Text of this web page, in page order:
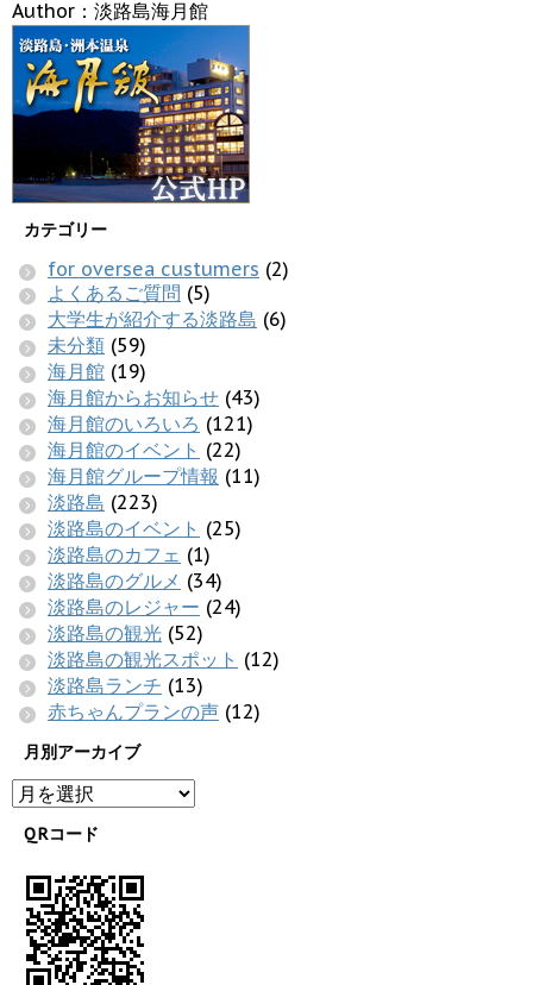
Author：淡路島海月館
カテゴリー
for oversea custumers (2)
よくあるご質問 (5)
大学生が紹介する淡路島 (6)
未分類 (59)
海月館 (19)
海月館からお知らせ (43)
海月館のいろいろ (121)
海月館のイベント (22)
海月館グループ情報 (11)
淡路島 (223)
淡路島のイベント (25)
淡路島のカフェ (1)
淡路島のグルメ (34)
淡路島のレジャー (24)
淡路島の観光 (52)
淡路島の観光スポット (12)
淡路島ランチ (13)
赤ちゃんプランの声 (12)
月別アーカイブ
QRコード